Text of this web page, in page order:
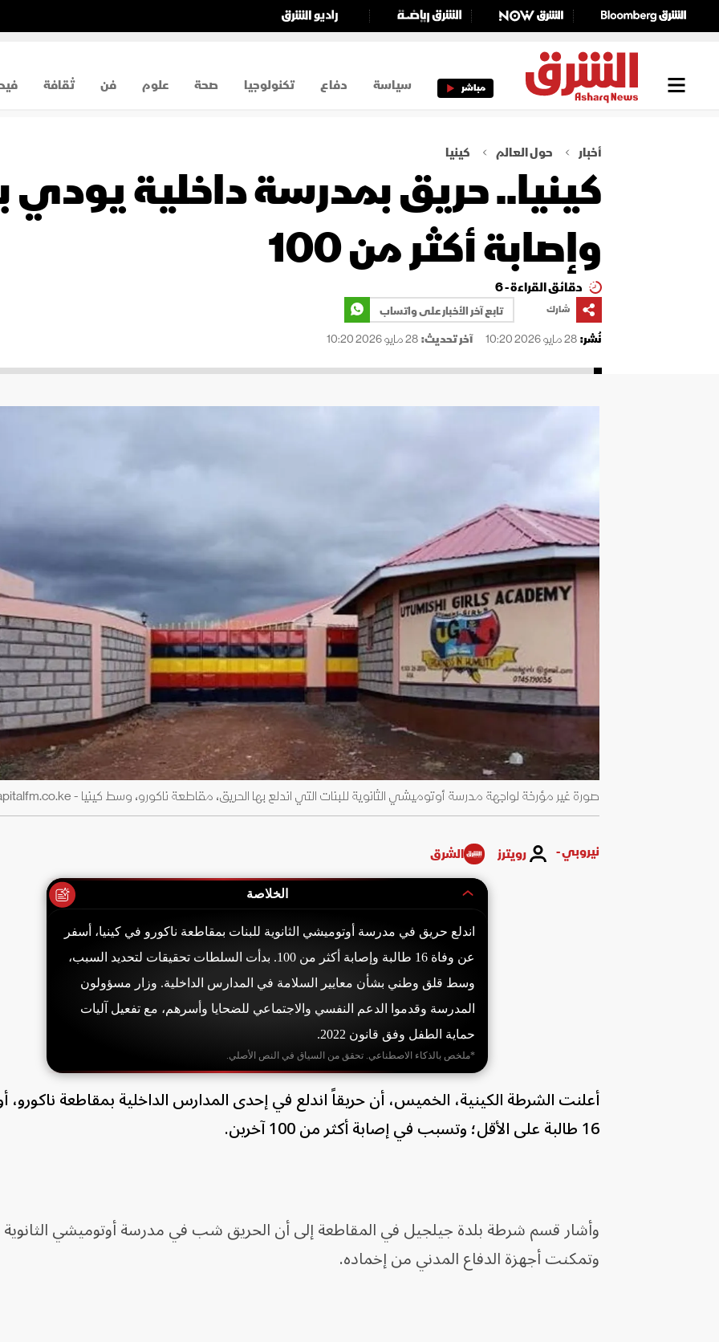
مباشر سياسة دفاع تكنولوجيا صحة علوم فن ثقافة
أخبار حول العالم كينيا
وإصابة أكثر من 100
دقائق القراءة - 6
شارك
تابع آخر الأخبار على واتساب
نُشر:28 مايو 2026 10:20 آخر تحديث:28 مايو 2026 10:20
صورة غير مؤرخة لواجهة مدرسة أوتوميشي الثانوية للبنات التي اندلع بها الحريق، مقاطعة ناكورو، وسط كينيا - radio.capitalfm.co.ke
نيروبي - رويترز الشرق
الخلاصة
اندلع حريق في مدرسة أوتوميشي الثانوية للبنات بمقاطعة ناكورو في كينيا، أسفر
عن وفاة 16 طالبة وإصابة أكثر من 100. بدأت السلطات تحقيقات لتحديد السبب،
وسط قلق وطني بشأن معايير السلامة في المدارس الداخلية. وزار مسؤولون
المدرسة وقدموا الدعم النفسي والاجتماعي للضحايا وأسرهم، مع تفعيل آليات
حماية الطفل وفق قانون 2022.
*ملخص بالذكاء الاصطناعي. تحقق من السياق في النص الأصلي.
أعلنت الشرطة ⁠الكينية، الخميس، أن حريقاً ⁠اندلع في إحدى المدارس الداخلية بمقاطعة ناكورو،
16 ​طالبة على الأقل؛ وتسبب في إصابة أكثر من 100 آخرين.
وأشار قسم شرطة ‌بلدة جيلجيل في ​المقاطعة إلى أن الحريق ‌شب في مدرسة أوتوميشي الثانوية
وتمكنت أجهزة الدفاع المدني من إخماده.